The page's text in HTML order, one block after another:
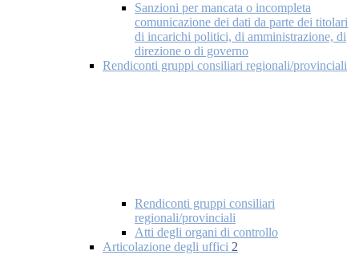
Sanzioni per mancata o incompleta
comunicazione dei dati da parte dei titolari
di incarichi politici, di amministrazione, di
direzione o di governo
Rendiconti gruppi consiliari regionali/provinciali
Rendiconti gruppi consiliari
regionali/provinciali
Atti degli organi di controllo
Articolazione degli uffici 2